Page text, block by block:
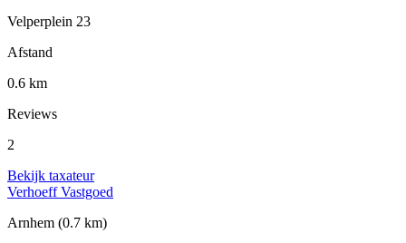
Velperplein 23
Afstand
0.6 km
Reviews
2
Bekijk taxateur
Verhoeff Vastgoed
Arnhem (0.7 km)